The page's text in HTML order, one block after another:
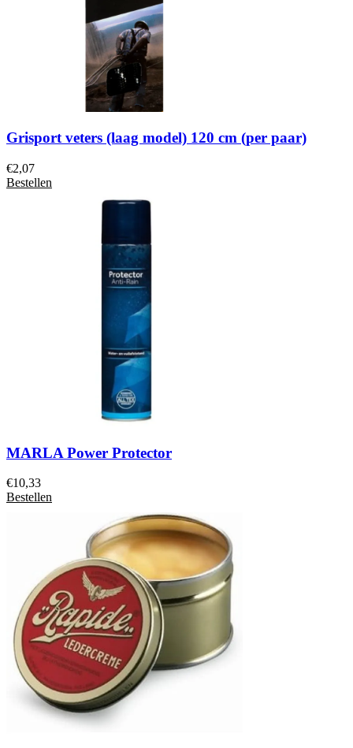
Grisport veters (laag model) 120 cm (per paar)
€2,07
Bestellen
MARLA Power Protector
€10,33
Bestellen